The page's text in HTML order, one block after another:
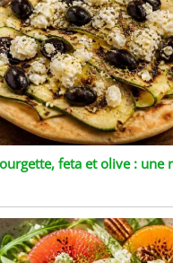
feta et olive : une